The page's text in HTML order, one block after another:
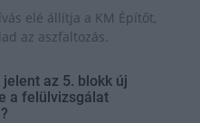
elé állítja a KM Építőt,
az aszfaltozás.
az 5. blokk új
a felülvizsgálat